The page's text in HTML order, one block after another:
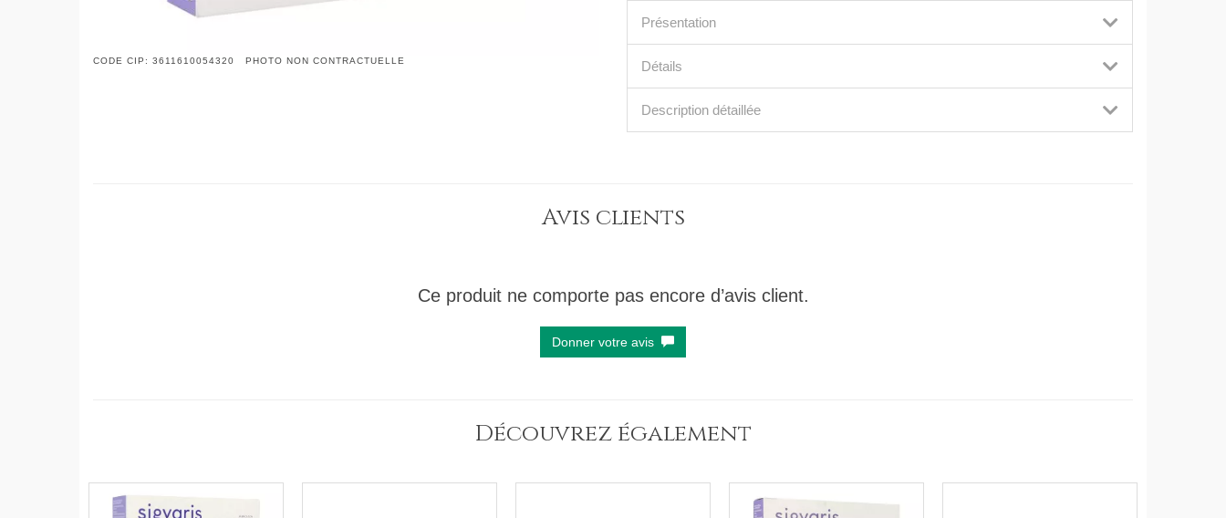
CODE CIP: 3611610054320 PHOTO NON CONTRACTUELLE
Présentation
Détails
Description détaillée
Avis clients
Ce produit ne comporte pas encore d’avis client.
Donner votre avis
Découvrez également